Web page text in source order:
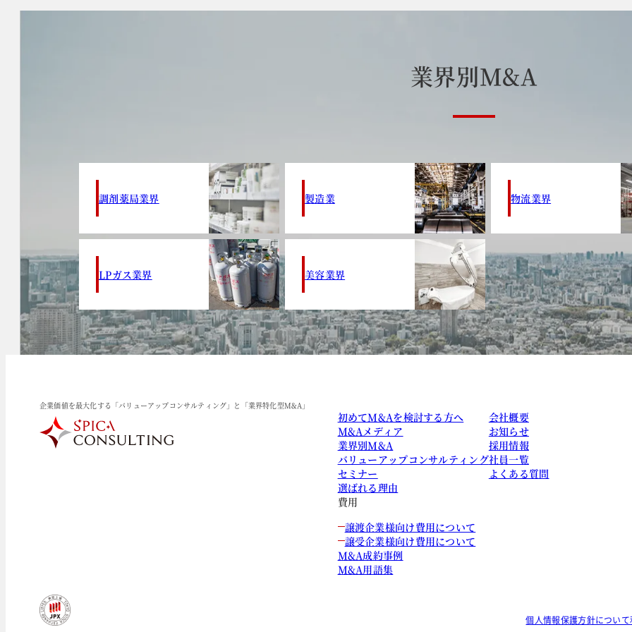
業界別M&A
調剤薬局業界 製造業 物流業界
LPガス業界 美容業界
企業価値を最大化する「バリューアップコンサルティング」と「業界特化型M&A」
初めてM&Aを検討する方へ
M&Aメディア
業界別M&A
バリューアップコンサルティング
セミナー
選ばれる理由
費用
譲渡企業様向け費用について
譲受企業様向け費用について
M&A成約事例
M&A用語集
会社概要
お知らせ
採用情報
社員一覧
よくある質問
個人情報保護方針について